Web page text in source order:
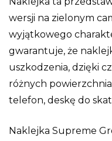
wersji na zielonym
wyjątkowego
gwarantuje, że
uszkodzenia, dzięki
różnych
telefon, deskę do
Naklejka Supreme